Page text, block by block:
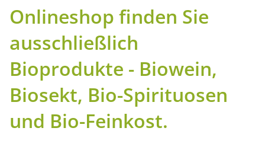
Onlineshop finden Sie
ausschließlich
Bioprodukte - Biowein,
Biosekt, Bio-Spirituosen
und Bio-Feinkost.